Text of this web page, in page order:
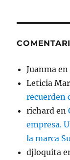
Juanma en
Leticia
recuerden
richard en
empresa.
la marca
djloquita